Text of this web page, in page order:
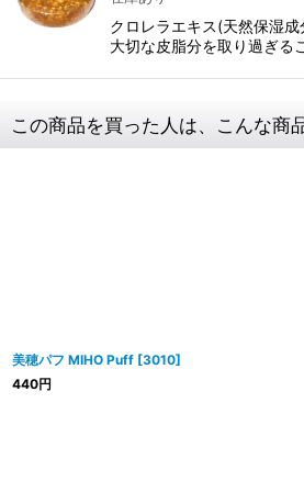
クロレラエキス(天然保湿
大切な皮脂分を取り過ぎる
この商品を買った人は、こんな商
美穂パフ MIHO Puff [3010]
440円